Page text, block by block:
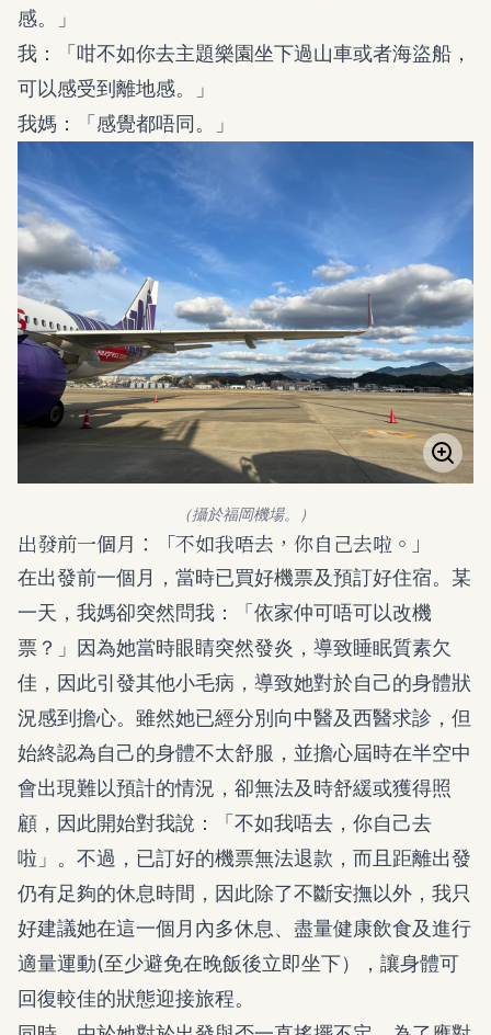
感。」
我：「咁不如你去主題樂園坐下過山車或者海盜船，
可以感受到離地感。」
我媽：「感覺都唔同。」
（攝於福岡機場。）
出發前一個月：「不如我唔去，你自己去啦。」
在出發前一個月，當時已買好機票及預訂好住宿。某
一天，我媽卻突然問我：「依家仲可唔可以改機
票？」因為她當時眼睛突然發炎，導致睡眠質素欠
佳，因此引發其他小毛病，導致她對於自己的身體狀
況感到擔心。雖然她已經分別向中醫及西醫求診，但
始終認為自己的身體不太舒服，並擔心屆時在半空中
會出現難以預計的情況，卻無法及時舒緩或獲得照
顧，因此開始對我說：「不如我唔去，你自己去
啦」。不過，已訂好的機票無法退款，而且距離出發
仍有足夠的休息時間，因此除了不斷安撫以外，我只
好建議她在這一個月內多休息、盡量健康飲食及進行
適量運動(至少避免在晚飯後立即坐下），讓身體可
回復較佳的狀態迎接旅程。